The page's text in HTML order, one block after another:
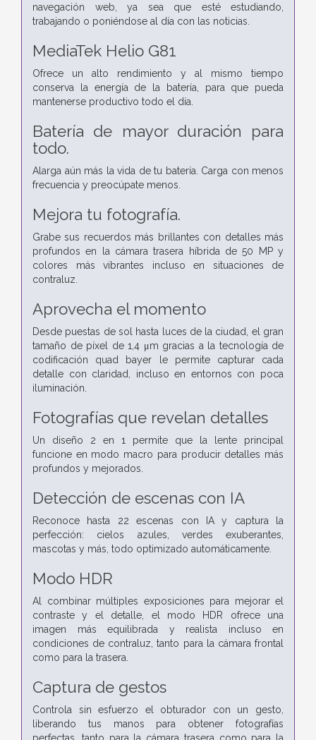
navegación web, ya sea que esté estudiando,
trabajando o poniéndose al día con las noticias.
MediaTek Helio G81
Ofrece un alto rendimiento y al mismo tiempo
conserva la energía de la batería, para que pueda
mantenerse productivo todo el día.
Batería de mayor duración para
todo.
Alarga aún más la vida de tu batería. Carga con menos
frecuencia y preocúpate menos.
Mejora tu fotografía.
Grabe sus recuerdos más brillantes con detalles más
profundos en la cámara trasera híbrida de 50 MP y
colores más vibrantes incluso en situaciones de
contraluz.
Aprovecha el momento
Desde puestas de sol hasta luces de la ciudad, el gran
tamaño de píxel de 1,4 μm gracias a la tecnología de
codificación quad bayer le permite capturar cada
detalle con claridad, incluso en entornos con poca
iluminación.
Fotografías que revelan detalles
Un diseño 2 en 1 permite que la lente principal
funcione en modo macro para producir detalles más
profundos y mejorados.
Detección de escenas con IA
Reconoce hasta 22 escenas con IA y captura la
perfección: cielos azules, verdes exuberantes,
mascotas y más, todo optimizado automáticamente.
Modo HDR
Al combinar múltiples exposiciones para mejorar el
contraste y el detalle, el modo HDR ofrece una
imagen más equilibrada y realista incluso en
condiciones de contraluz, tanto para la cámara frontal
como para la trasera.
Captura de gestos
Controla sin esfuerzo el obturador con un gesto,
liberando tus manos para obtener fotografías
perfectas, tanto para la cámara trasera como para la